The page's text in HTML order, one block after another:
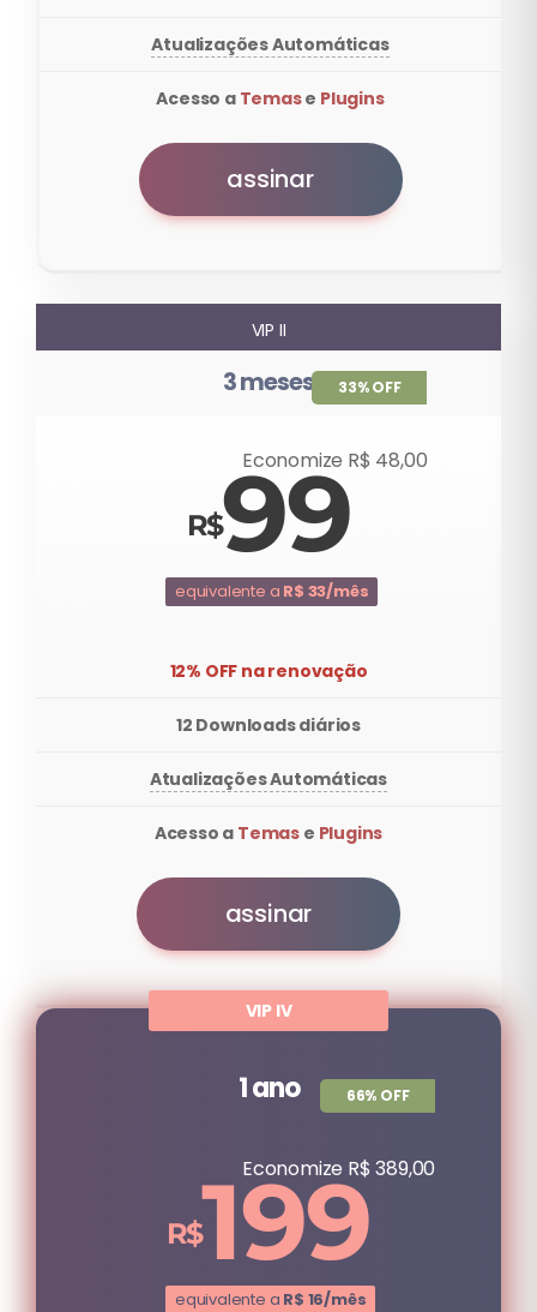
Atualizações Automáticas
Acesso a Temase Plugins
assinar
VIP II
3 meses
99
Economize R$ 48,00
33% OFF
equivalente a R$ 33/mês
12% OFF na renovação
12 Downloads diários
Atualizações Automáticas
Acesso a Temas e Plugins
assinar
1 ano
199
Economize R$ 389,00
66% OFF
equivalente a R$ 16/mês
VIP IV